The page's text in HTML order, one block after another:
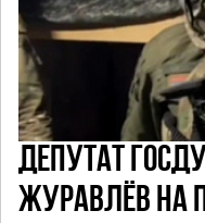
ДЕПУТАТ
ЖУРАВЛЁВ НА